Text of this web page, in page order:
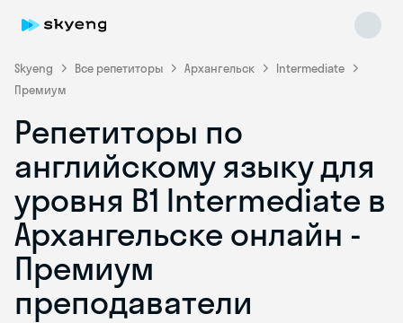
Skyeng Все репетиторы Архангельск
Intermediate
Премиум
Репетиторы по
английскому языку для
уровня B1 Intermediate в
Архангельске онлайн -
Премиум
преподаватели
Skyeng Chat